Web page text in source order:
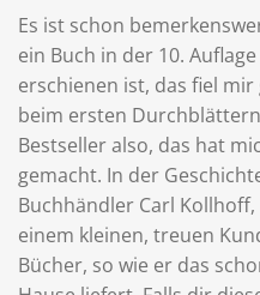
Es ist schon
ein Buch in der 10. Auflage
erschienen ist, das fiel mir
beim ersten
Bestseller also, das hat
gemacht. In der
Buchhändler Carl
einem kleinen, treuen
Bücher, so wie er das